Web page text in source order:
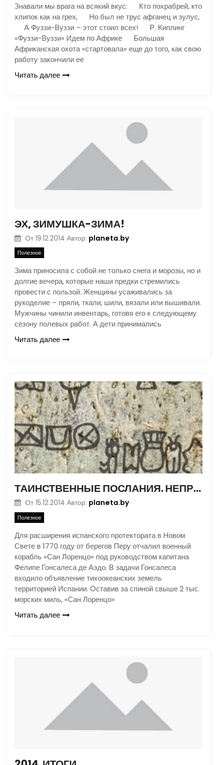
Знавали мы врага на всякий вкус: Кто похрабрей, кто
хлипок как на грех, Но был не трус афганец и зулус,
А Фуззи-Вуззи – этот стоил всех! Р. Киплинг
«Фуззи-Вуззи» Идем по Африке Большая
Африканская охота «стартовала» еще до того, как свою
работу закончили ее
Читать далее
ЭХ, ЗИМУШКА-ЗИМА!
От 19.12.2014 Автор: planeta.by
Полезное
Зима приносила с собой не только снега и морозы, но и
долгие вечера, которые наши предки стремились
провести с пользой. Женщины усаживались за
рукоделие – пряли, ткали, шили, вязали или вышивали.
Мужчины чинили инвентарь, готовя его к следующему
сезону полевых работ. А дети принимались
Читать далее
ТАИНСТВЕННЫЕ ПОСЛАНИЯ. НЕПРИСТУПНЫЙ ШИФР РОНГО-РОНГО
От 15.12.2014 Автор: planeta.by
Полезное
Для расширения испанского протектората в Новом
Свете в 1770 году от берегов Перу отчалил военный
корабль «Сан Лоренцо» под руководством капитана
Фелипе Гонсалеса де Аэдо. В задачи Гонсалеса
входило объявление тихоокеанских земель
территорией Испании. Оставив за спиной свыше 2 тыс.
морских миль, «Сан Лоренцо»
Читать далее